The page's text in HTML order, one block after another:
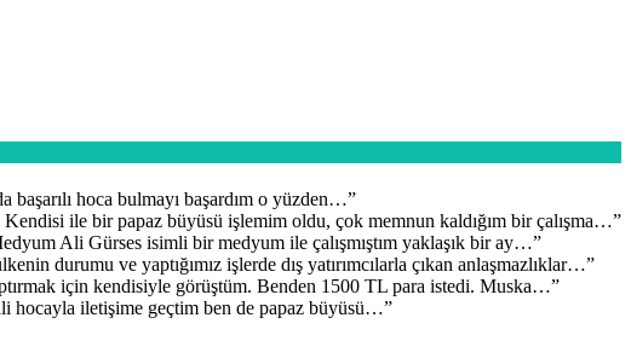
başarılı hoca bulmayı başardım o yüzden…”
ile bir papaz büyüsü işlemim oldu, çok memnun kaldığım bir çalışma…”
Ali Gürses isimli bir medyum ile çalışmıştım yaklaşık bir ay…”
durumu ve yaptığımız işlerde dış yatırımcılarla çıkan anlaşmazlıklar…”
için kendisiyle görüştüm. Benden 1500 TL para istedi. Muska…”
hocayla iletişime geçtim ben de papaz büyüsü…”